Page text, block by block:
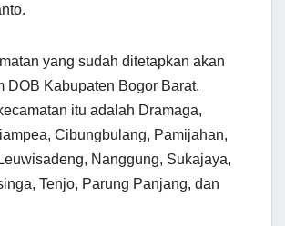
yang sudah ditetapkan akan
DOB Kabupaten Bogor Barat.
itu adalah Dramaga,
Cibungbulang, Pamijahan,
Nanggung, Sukajaya,
Tenjo, Parung Panjang, dan